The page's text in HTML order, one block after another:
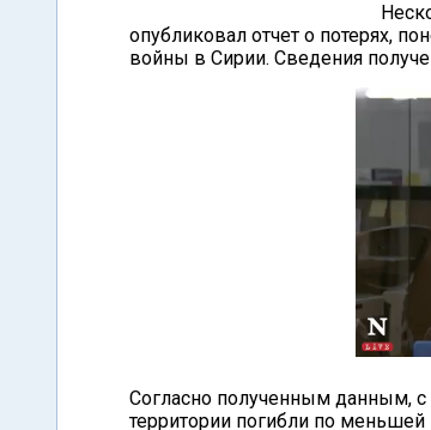
опубликовал отчет о потерях,
войны в Сирии. Сведения
Согласно полученным данным, с
территории погибли по